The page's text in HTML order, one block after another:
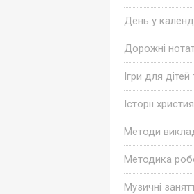
День у
Дорожні
Ігри для
Історії
Методи
Методика
Музичні